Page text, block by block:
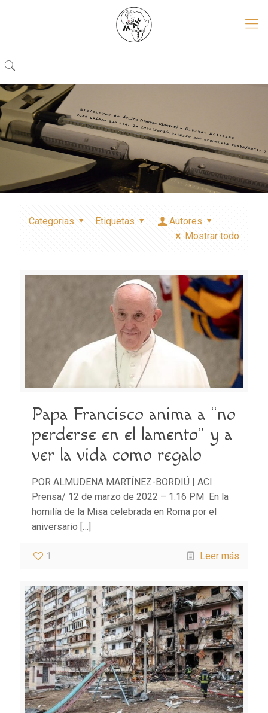
Categorias Etiquetas
Autores
Mostrar todo
Papa Francisco anima a “no
perderse en el lamento” y a
ver la vida como regalo
POR ALMUDENA MARTÍNEZ-BORDIÚ | ACI
Prensa/ 12 de marzo de 2022 – 1:16 PM En la
homilía de la Misa celebrada en Roma por el
aniversario […]
1 Leer más